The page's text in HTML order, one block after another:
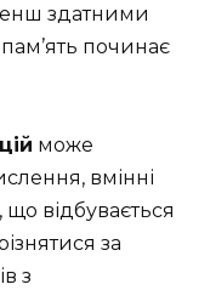
здатними
починає
може
вмінні
що відбувається
за
з